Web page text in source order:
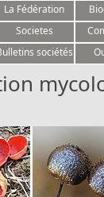
La Fédération
Societes
sociétés